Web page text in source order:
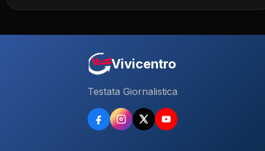
Vivicentro
Testata Giornalistica